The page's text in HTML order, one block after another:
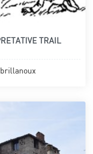
TRAIL